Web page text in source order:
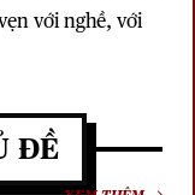
với nghề, với
ĐỀ